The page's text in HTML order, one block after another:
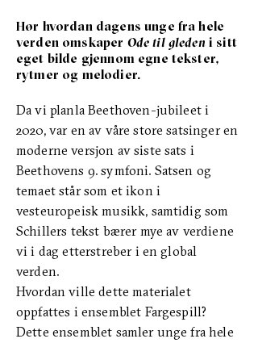
Hør hvordan dagens unge fra hele
verden omskaper Ode til gledeni sitt
eget bilde gjennom egne tekster,
rytmer og melodier.
Da vi planla Beethoven-jubileet i
2020, var en av våre store satsinger en
moderne versjon av siste sats i
Beethovens 9. symfoni. Satsen og
temaet står som et ikon i
vesteuropeisk musikk, samtidig som
Schillers tekst bærer mye av verdiene
vi i dag etterstreber i en global
verden.
Hvordan ville dette materialet
oppfattes i ensemblet Fargespill?
Dette ensemblet samler unge fra hele